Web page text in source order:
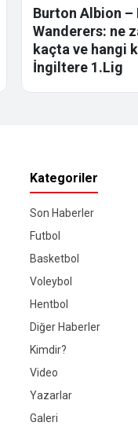
Burton Albion –
Wanderers: ne
kaçta ve hangi
İngiltere 1.Lig
Kategoriler
Son Haberler
Futbol
Basketbol
Voleybol
Hentbol
Diğer Haberler
Kimdir?
Video
Yazarlar
Galeri